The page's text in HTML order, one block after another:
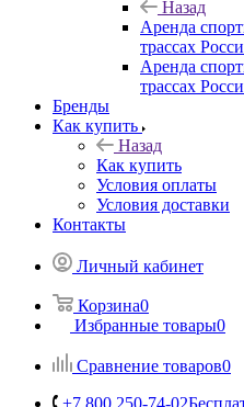
Назад
Аренда
трассах
Аренда
трассах
Бренды
Как купить
Назад
Как купить
Условия оплаты
Условия доставки
Контакты
Личный кабинет
Корзина0
Избранные товары0
Сравнение товаров0
+7 800 250-74-02